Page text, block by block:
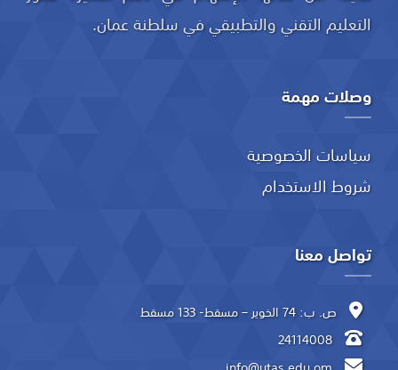
التعليم التقني والتطبيقي في سلطنة عمان.
وصلات مهمة
سياسات الخصوصية
شروط الاستخدام
تواصل معنا
ص. ب: 74 الخوير – مسقط- 133 مسقط
24114008